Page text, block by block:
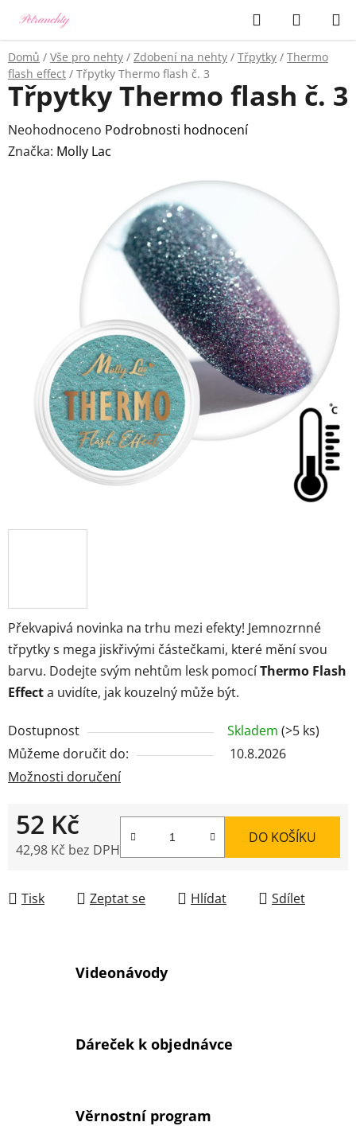
obsah
Hledat
KOŠÍK
Domů / Vše pro nehty / Zdobení na nehty / Třpytky / Thermo
flash effect / Třpytky Thermo flash č. 3
Překvapivá novinka na trhu mezi efekty! Jemnozrnné
třpytky s mega jiskřivými částečkami, které mění svou
barvu. Dodejte svým nehtům lesk pomocíThermo Flash
Effecta uvidíte, jak kouzelný může být.
Dostupnost Skladem (>5 ks)
Můžeme doručit do:
10.8.2026
Možnosti doručení
52 Kč
42,98 Kč bez DPH
DO KOŠÍKU
Tisk Zeptat se Hlídat Sdílet
Třpytky Thermo flash č. 3
Průměrné
hodnocení
Neohodnoceno Podrobnosti hodnocení
Značka: Molly Lac
Videonávody
Dáreček k objednávce
Věrnostní program